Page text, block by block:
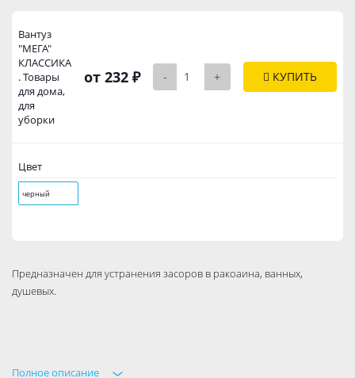
Вантуз
"МЕГА"
КЛАССИКА
. Товары
для дома,
для
уборки
от 232 ₽ - + КУПИТЬ
Цвет
черный
Предназначен для устранения засоров в ракоаина, ванных,
душевых.
Полное описание